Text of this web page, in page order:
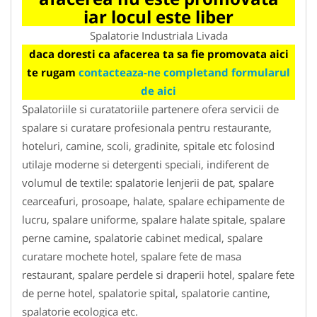
iar locul este liber
Spalatorie Industriala Livada
daca doresti ca afacerea ta sa fie promovata aici
te rugam contacteaza-ne completand formularul
de aici
Spalatoriile si curatatoriile partenere ofera servicii de
spalare si curatare profesionala pentru restaurante,
hoteluri, camine, scoli, gradinite, spitale etc folosind
utilaje moderne si detergenti speciali, indiferent de
volumul de textile: spalatorie lenjerii de pat, spalare
cearceafuri, prosoape, halate, spalare echipamente de
lucru, spalare uniforme, spalare halate spitale, spalare
perne camine, spalatorie cabinet medical, spalare
curatare mochete hotel, spalare fete de masa
restaurant, spalare perdele si draperii hotel, spalare fete
de perne hotel, spalatorie spital, spalatorie cantine,
spalatorie ecologica etc.